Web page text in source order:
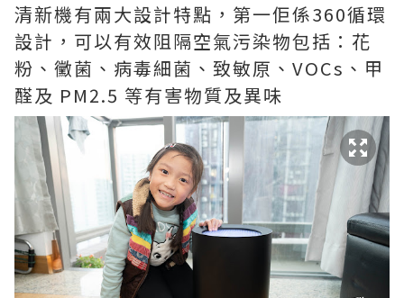
清新機有兩大設計特點，第一佢係360循環
設計，可以有效阻隔空氣污染物包括：花
粉、黴菌、病毒細菌、致敏原、VOCs、甲
醛及 PM2.5 等有害物質及異味